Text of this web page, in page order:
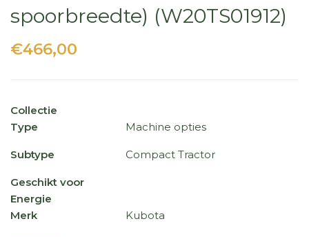
spoorbreedte) (W20TS01912)
€466,00
Collectie
Type
Machine opties
Subtype Compact Tractor
Geschikt voor
Energie
Merk
Kubota